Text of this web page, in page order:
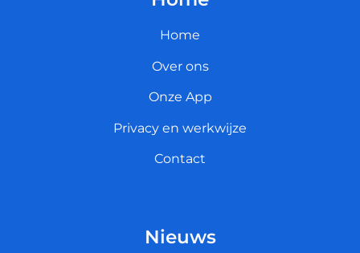
Home
Over ons
Onze App
Privacy en werkwijze
Contact
Nieuws